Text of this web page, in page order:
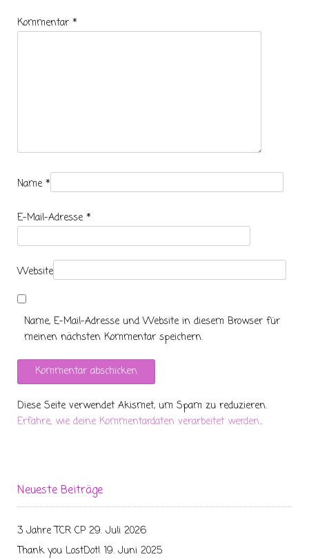
Kommentar *
Name *
E-Mail-Adresse *
Website
Name, E-Mail-Adresse und Website in diesem Browser für
meinen nächsten Kommentar speichern.
Diese Seite verwendet Akismet, um Spam zu reduzieren.
Erfahre, wie deine Kommentardaten verarbeitet werden..
Neueste Beiträge
3 Jahre TCR CP 29. Juli 2026
Thank you LostDot! 19. Juni 2025